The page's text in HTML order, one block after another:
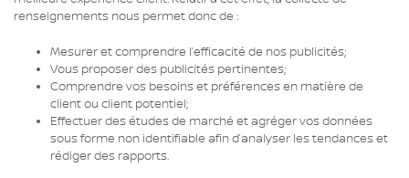
renseignements nous permet donc de :
Mesurer et comprendre l’efficacité de nos publicités;
Vous proposer des publicités pertinentes;
Comprendre vos besoins et préférences en matière de
client ou client potentiel;
Effectuer des études de marché et agréger vos données
sous forme non identifiable afin d’analyser les tendances et
rédiger des rapports.